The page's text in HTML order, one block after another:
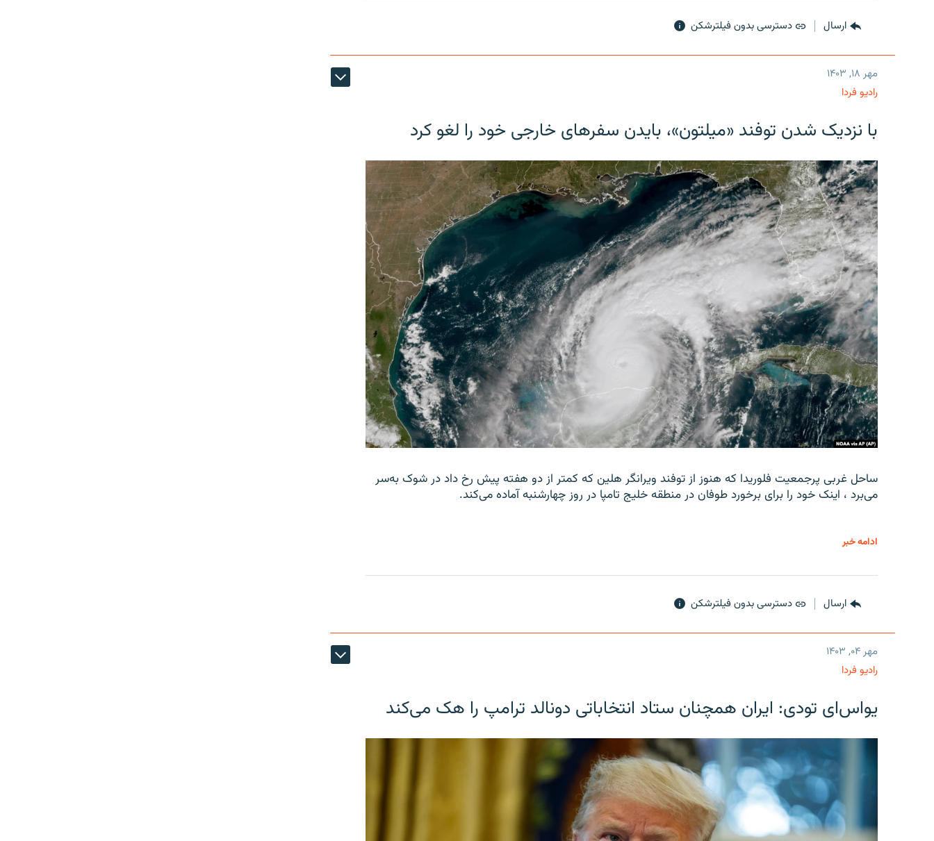
ارسال دسترسی بدون فیلترشکن
مهر ۱۸, ۱۴۰۳
رادیو فردا
با نزدیک شدن توفند «میلتون»، بایدن سفرهای خارجی خود را لغو کرد
ساحل غربی پرجمعیت فلوریدا که هنوز از توفند ویرانگر هلین که کمتر از دو هفته پیش رخ داد در شوک به‌سر
می‌برد ، اینک خود را برای برخورد طوفان در منطقه خلیج تامپا در روز چهارشنبه آماده می‌کند.
ادامه خبر
ارسال دسترسی بدون فیلترشکن
مهر ۰۴, ۱۴۰۳
رادیو فردا
یو‌اس‌ای تودی: ایران همچنان ستاد انتخاباتی دونالد ترامپ را هک می‌کند